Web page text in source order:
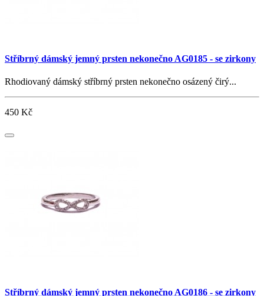
Stříbrný dámský jemný prsten nekonečno AG0185 - se zirkony
Rhodiovaný dámský stříbrný prsten nekonečno osázený čirý...
450 Kč
Stříbrný dámský jemný prsten nekonečno AG0186 - se zirkony